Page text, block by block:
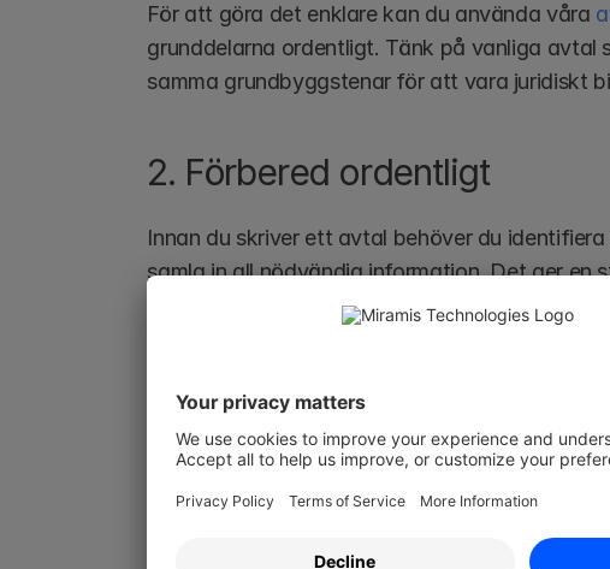
För att göra det enklare kan du använda våra
grunddelarna ordentligt. Tänk på vanliga avtal
samma grundbyggstenar för att vara juridiskt
2. Förbered ordentligt
Innan du skriver ett avtal behöver du
samla in all nödvändig information. Det ger en
Det går att skriva ditt eget avtal, men
lättare, medan mer komplexa avtal, som
precision på grund av de oförutsägbara
uppfylls för ett avtal som går att göra gällande.
Tydliga mål och ordentliga förhandlingar är
dokumentassistenter som Miramis'
Document